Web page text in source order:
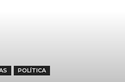
POLÍTICA